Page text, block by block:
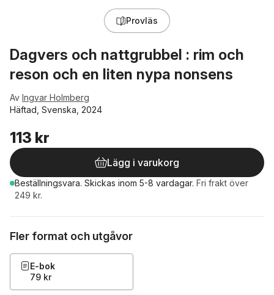
Provläs
Dagvers och nattgrubbel : rim och
reson och en liten nypa nonsens
Av Ingvar Holmberg
Häftad, Svenska, 2024
113 kr
Lägg i varukorg
Beställningsvara. Skickas inom 5-8 vardagar. Fri frakt över
249 kr.
Fler format och utgåvor
E-bok
79 kr